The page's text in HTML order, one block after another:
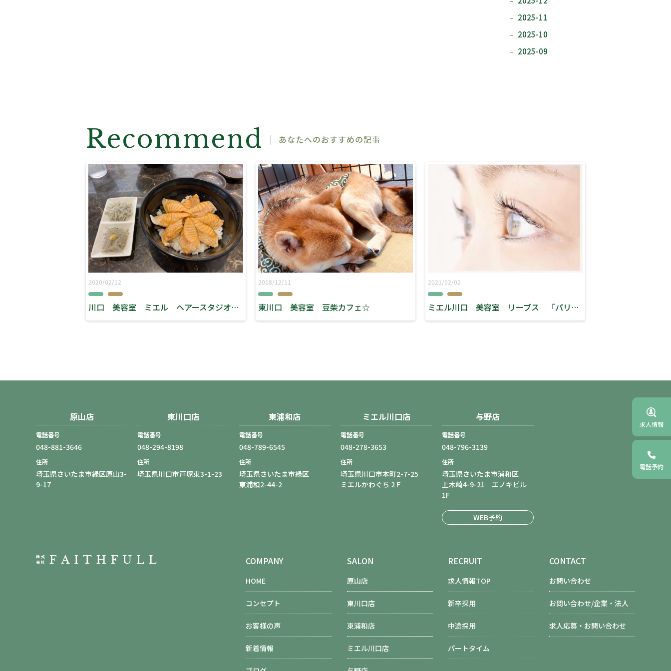
求人情報
電話予約
2025-11
2025-10
2025-09
Recommend あなたへのおすすめの記事
2020/02/12
川口 美容室 ミエル ヘアースタジオリーブス 『冬の鎌倉★』
2018/12/11
東川口 美容室 豆柴カフェ☆
2021/02/02
ミエル川口 美容室 リーブス 「パリジェンヌラッシュリフト」
原山店
電話番号
048-881-3646
住所
埼玉県さいたま市緑区原山3-
9-17
東川口店
電話番号
048-294-8198
住所
埼玉県川口市戸塚東3-1-23
東浦和店
電話番号
048-789-6545
住所
埼玉県さいたま市緑区
東浦和2-44-2
ミエル川口店
電話番号
048-278-3653
住所
埼玉県川口市本町2-7-25
ミエルかわぐち 2Ｆ
与野店
電話番号
048-796-3139
住所
埼玉県さいたま市浦和区
上木崎4-9-21 エノキビル
1F
WEB予約
COMPANY
HOME
コンセプト
お客様の声
新着情報
SALON
原山店
東川口店
東浦和店
ミエル川口店
RECRUIT
求人情報TOP
新卒採用
中途採用
パートタイム
CONTACT
お問い合わせ
お問い合わせ/企業・法人
求人応募・お問い合わせ